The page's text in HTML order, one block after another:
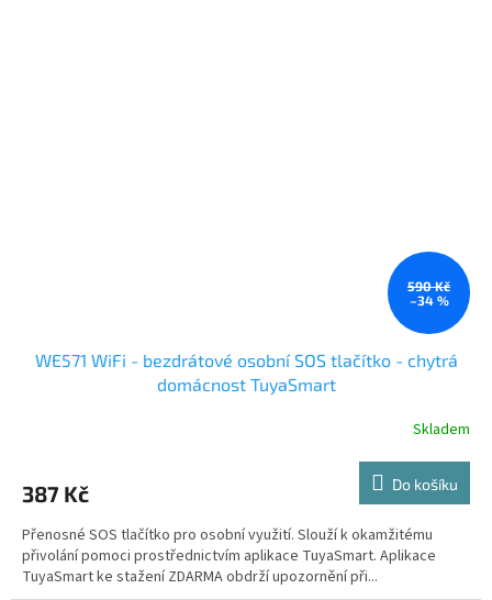
590 Kč
–34 %
WE571 WiFi - bezdrátové osobní SOS tlačítko - chytrá
domácnost TuyaSmart
Skladem
387 Kč Do košíku
Přenosné SOS tlačítko pro osobní využití. Slouží k okamžitému
přivolání pomoci prostřednictvím aplikace TuyaSmart. Aplikace
TuyaSmart ke stažení ZDARMA obdrží upozornění při...